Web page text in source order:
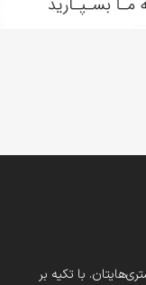
با تکیه بر